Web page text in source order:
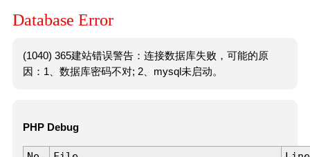
Database Error
(1040) 365建站错误警告：连接数据库失败，可能的原
因：1、数据库密码不对; 2、mysql未启动。
PHP Debug